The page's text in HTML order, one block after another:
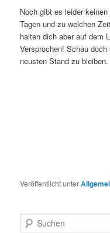
Noch gibt es leider
Tagen und zu welchen
halten dich aber auf dem
Versprochen! Schau
neusten Stand zu bleiben.
Veröffentlicht unter
u